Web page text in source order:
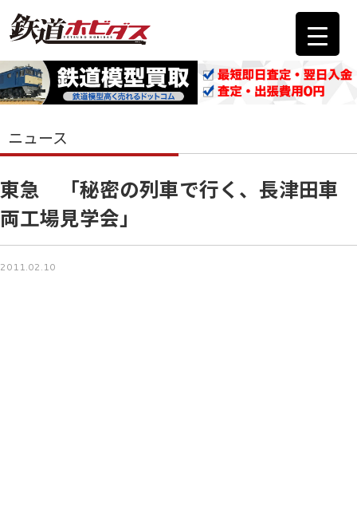
ニュース
東急 「秘密の列車で行く、長津田車
両工場見学会」
2011.02.10